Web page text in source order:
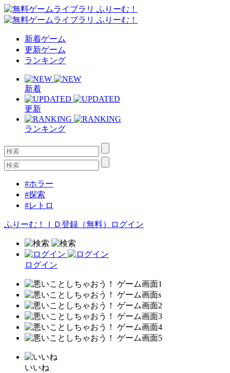
新着ゲーム
更新ゲーム
ランキング
新着
更新
ランキング
#ホラー
#探索
#レトロ
ふりーむ！ＩＤ登録（無料） ログイン
ログイン
いいね